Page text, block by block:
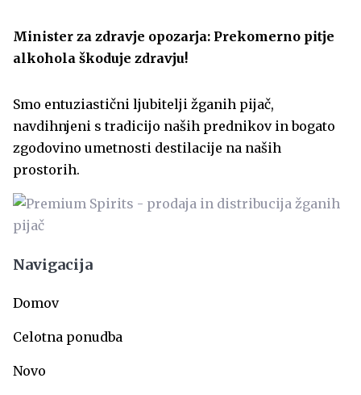
Minister za zdravje opozarja: Prekomerno pitje
alkohola škoduje zdravju!
Smo entuziastični ljubitelji žganih pijač,
navdihnjeni s tradicijo naših prednikov in bogato
zgodovino umetnosti destilacije na naših
prostorih.
Navigacija
Domov
Celotna ponudba
Novo